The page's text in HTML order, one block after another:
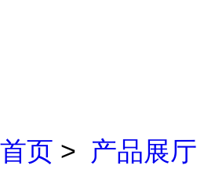
首页 > 产品展厅